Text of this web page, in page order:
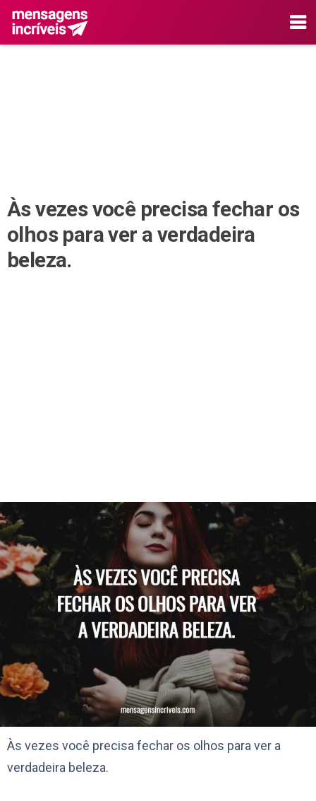
Às vezes você precisa fechar os
olhos para ver a verdadeira
beleza.
Às vezes você precisa fechar os olhos para ver a
verdadeira beleza.